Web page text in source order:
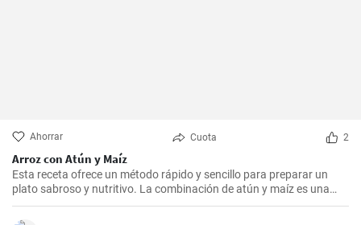
Ahorrar Cuota 2
Arroz con Atún y Maíz
Esta receta ofrece un método rápido y sencillo para preparar un
plato sabroso y nutritivo. La combinación de atún y maíz es una
excelente manera de agregar algo de proteína y color a nuestra
dieta diaria.